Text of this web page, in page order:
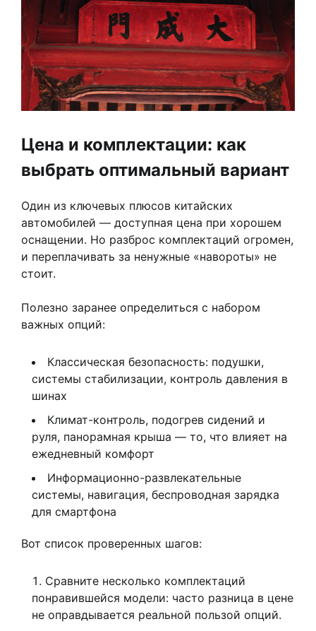
Цена и комплектации: как
выбрать оптимальный вариант
Один из ключевых плюсов китайских
автомобилей — доступная цена при хорошем
оснащении. Но разброс комплектаций огромен,
и переплачивать за ненужные «навороты» не
стоит.
Полезно заранее определиться с набором
важных опций:
Классическая безопасность: подушки,
системы стабилизации, контроль давления в
шинах
Климат-контроль, подогрев сидений и
руля, панорамная крыша — то, что влияет на
ежедневный комфорт
Информационно-развлекательные
системы, навигация, беспроводная зарядка
для смартфона
Вот список проверенных шагов:
Сравните несколько комплектаций
понравившейся модели: часто разница в цене
не оправдывается реальной пользой опций.